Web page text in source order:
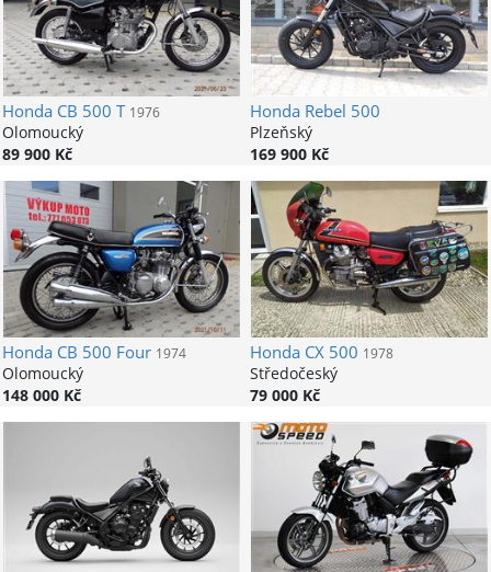
HondaCB 500 T 1976
Olomoucký
89 900 Kč
HondaRebel 500
Plzeňský
169 900 Kč
HondaCB 500 Four 1974
Olomoucký
148 000 Kč
HondaCX 500 1978
Středočeský
79 000 Kč